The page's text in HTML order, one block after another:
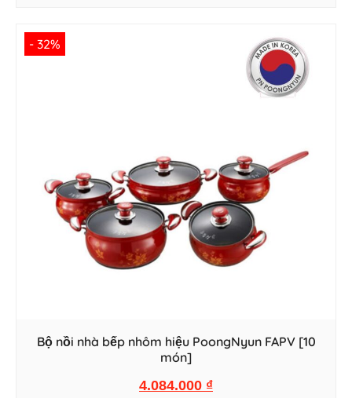
- 32%
Bộ nồi nhà bếp nhôm hiệu PoongNyun FAPV [10
món]
4.084.000 ₫